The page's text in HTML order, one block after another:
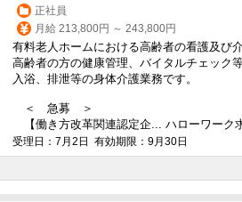
正社員
月給 213,800円 ～ 243,800円
有料老人ホームにおける高齢者の看護及び
高齢者の方の健康管理、バイタルチェック
入浴、排泄等の身体介護業務です。
＜ 急募 ＞
【働き方改革関連認定企... ハローワーク
受理日：7月2日 有効期限：9月30日